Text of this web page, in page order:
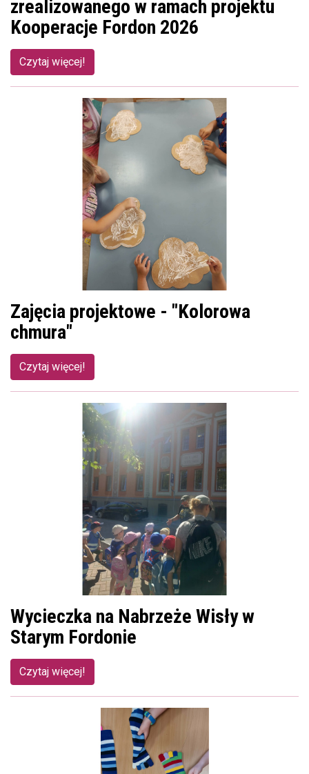
zrealizowanego w ramach projektu
Kooperacje Fordon 2026
Czytaj więcej!
Zajęcia projektowe - "Kolorowa
chmura"
Czytaj więcej!
Wycieczka na Nabrzeże Wisły w
Starym Fordonie
Czytaj więcej!